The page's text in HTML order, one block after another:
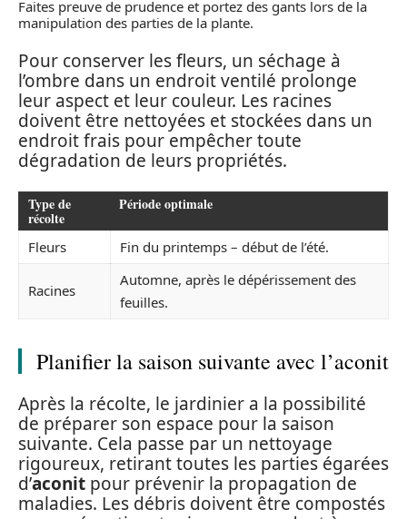
Faites preuve de prudence et portez des gants lors de la
manipulation des parties de la plante.
Pour conserver les fleurs, un séchage à
l’ombre dans un endroit ventilé prolonge
leur aspect et leur couleur. Les racines
doivent être nettoyées et stockées dans un
endroit frais pour empêcher toute
dégradation de leurs propriétés.
Type de
récolte
Période optimale
Fleurs Fin du printemps – début de l’été.
Racines
Automne, après le dépérissement des
feuilles.
Planifier la saison suivante avec l’aconit
Après la récolte, le jardinier a la possibilité
de préparer son espace pour la saison
suivante. Cela passe par un nettoyage
rigoureux, retirant toutes les parties égarées
d’aconit pour prévenir la propagation de
maladies. Les débris doivent être compostés